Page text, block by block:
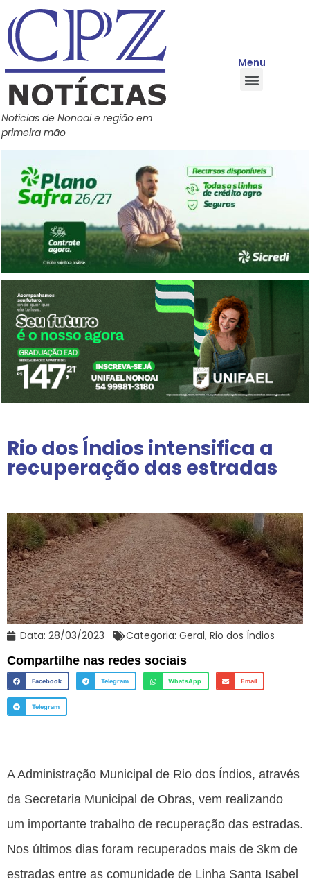
Notícias de Nonoai e região em
primeira mão
Menu
Rio dos Índios intensifica a
recuperação das estradas
Data: 28/03/2023 Categoria: Geral, Rio dos Índios
Compartilhe nas redes sociais
Facebook Telegram WhatsApp Email
Telegram
A Administração Municipal de Rio dos Índios, através
da Secretaria Municipal de Obras, vem realizando
um importante trabalho de recuperação das estradas.
Nos últimos dias foram recuperados mais de 3km de
estradas entre as comunidade de Linha Santa Isabel